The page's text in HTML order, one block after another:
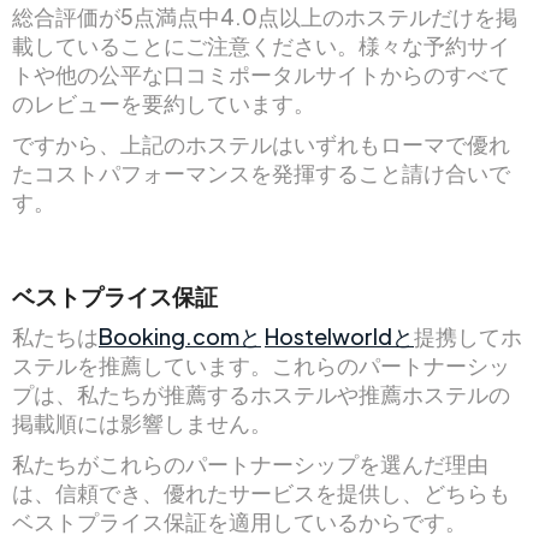
総合評価が5点満点中4.0点以上のホステルだけを掲
載していることにご注意ください。様々な予約サイ
トや他の公平な口コミポータルサイトからのすべて
のレビューを要約しています。
ですから、上記のホステルはいずれもローマで優れ
たコストパフォーマンスを発揮すること請け合いで
す。
ベストプライス保証
私たちはBooking.comと Hostelworldと提携してホ
ステルを推薦しています。これらのパートナーシッ
プは、私たちが推薦するホステルや推薦ホステルの
掲載順には影響しません。
私たちがこれらのパートナーシップを選んだ理由
は、信頼でき、優れたサービスを提供し、どちらも
ベストプライス保証を適用しているからです。